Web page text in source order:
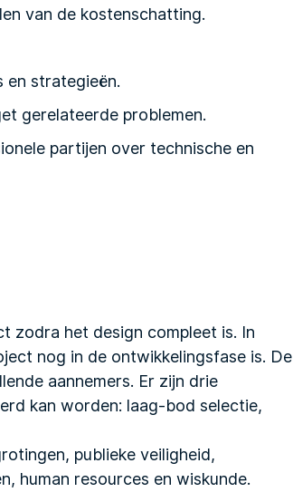
van de kostenschatting.
strategieën.
gerelateerde problemen.
partijen over technische en
zodra het design compleet is. In
nog in de ontwikkelingsfase is. De
aannemers. Er zijn drie
kan worden: laag-bod selectie,
publieke veiligheid,
human resources en wiskunde.